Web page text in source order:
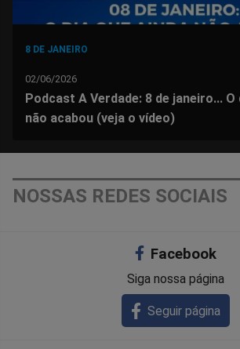
8 DE JANEIRO
02/06/2026
Podcast A Verdade: 8 de janeiro... O
não acabou (veja o vídeo)
NOSSAS REDES SOCIAIS
Facebook
Siga nossa página
Seguir página